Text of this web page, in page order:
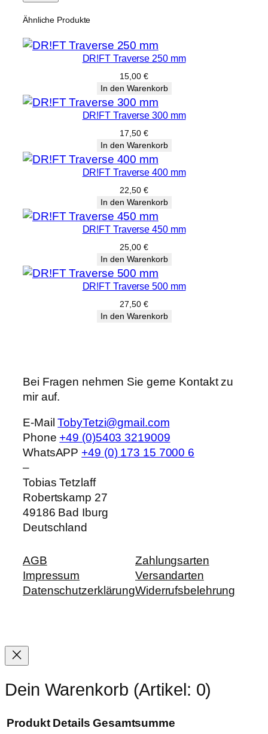
Ähnliche Produkte
DR!FT Traverse 250 mm
15,00 €
In den Warenkorb
DR!FT Traverse 300 mm
17,50 €
In den Warenkorb
DR!FT Traverse 400 mm
22,50 €
In den Warenkorb
DR!FT Traverse 450 mm
25,00 €
In den Warenkorb
DR!FT Traverse 500 mm
27,50 €
In den Warenkorb
Bei Fragen nehmen Sie gerne Kontakt zu
mir auf.
E-MailTobyTetzi@gmail.com
Phone +49 (0)5403 3219009
WhatsAPP +49 (0) 173 15 7000 6
–
Tobias Tetzlaff
Robertskamp 27
49186 Bad Iburg
Deutschland
AGB
Impressum
Datenschutzerklärung
Zahlungsarten
Versandarten
Widerrufsbelehrung
Dein Warenkorb (Artikel: 0)
Produkt Details Gesamtsumme